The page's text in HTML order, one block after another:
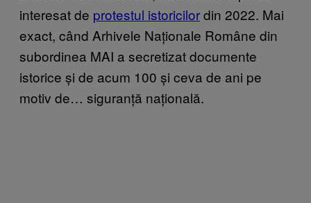
interesat de protestul istoricilordin 2022. Mai
exact, când Arhivele Naționale Române din
subordinea MAI a secretizat documente
istorice și de acum 100 și ceva de ani pe
motiv de… siguranță națională.